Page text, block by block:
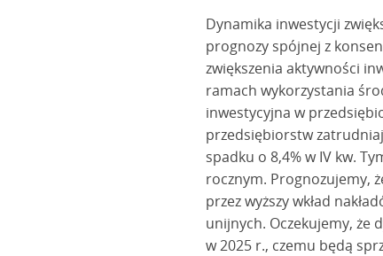
Dynamika inwestycji
prognozy spójnej z
zwiększenia aktywności
ramach wykorzystania
inwestycyjna w
przedsiębiorstw
spadku o 8,4% w IV kw.
rocznym. Prognozujemy,
przez wyższy wkład
unijnych. Oczekujemy, że
w 2025 r., czemu będą